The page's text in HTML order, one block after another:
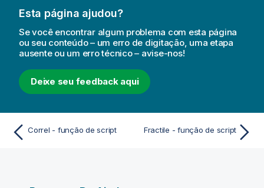
Esta página ajudou?
Se você encontrar algum problema com esta página
ou seu conteúdo – um erro de digitação, uma etapa
ausente ou um erro técnico – avise-nos!
Deixe seu feedback aqui
Correl - função de script Fractile - função de script